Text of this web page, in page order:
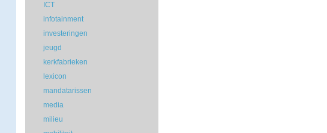
ICT
infotainment
investeringen
jeugd
kerkfabrieken
lexicon
mandatarissen
media
milieu